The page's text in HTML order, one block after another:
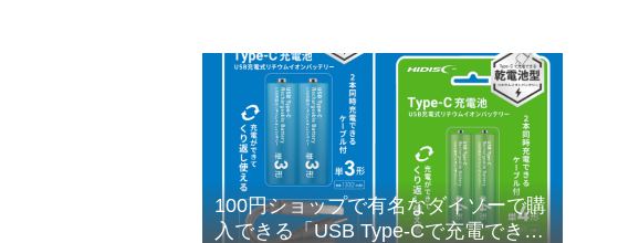
100円ショップで有名なダイソーで購
入できる「USB Type-Cで充電できる